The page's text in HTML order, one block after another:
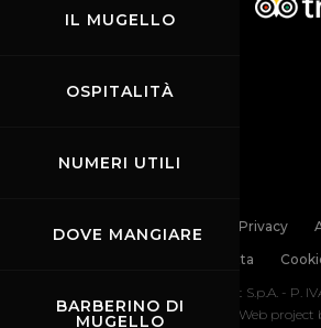
IL MUGELLO
OSPITALITÀ
NUMERI UTILI
DOVE MANGIARE
BARBERINO DI
MUGELLO
Links Contatti Privacy
Codice di Condotta
2026 Mugello Circuit S.p.A. - P.
0558499111- All Rights Reserved | Web project